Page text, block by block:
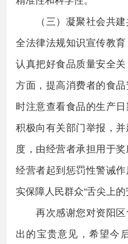
（三）凝聚社会共建
全法律法规知识宣传教
认真把好食品质量安全
方面，提高消费者的食
时注意查看食品的生产
积极向有关部门举报，
度，由经营者承担用于
经营者起到惩罚性警诫
实保障人民群众“舌尖上的
再次感谢您对资阳区
出的宝贵意见，希望今